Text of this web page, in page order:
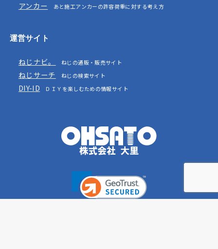
アンカー
あと施工アンカーの許容荷重に対する考え方
運営サイト
ねじナビ。 ねじの通販・販売サイト
ねじサーチ ねじの検索サイト
DIY-ID ＤＩＹを楽しむための情報サイト